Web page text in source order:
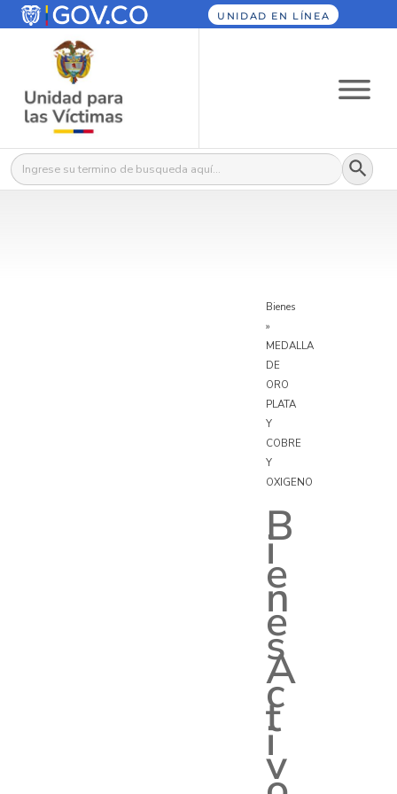
UNIDAD EN LÍNEA
Buscar: Botón
Bienes
»
MEDALLA
DE
ORO
PLATA
Y
COBRE
Y
OXIGENO
B
i
e
n
e
s
A
c
t
i
v